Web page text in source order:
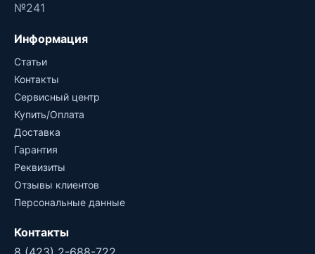
№241
Информация
Статьи
Контакты
Сервисный центр
Купить/Оплата
Доставка
Гарантия
Реквизиты
Отзывы клиентов
Персональные данные
Контакты